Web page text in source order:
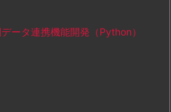
ータ連携機能開発（Python）